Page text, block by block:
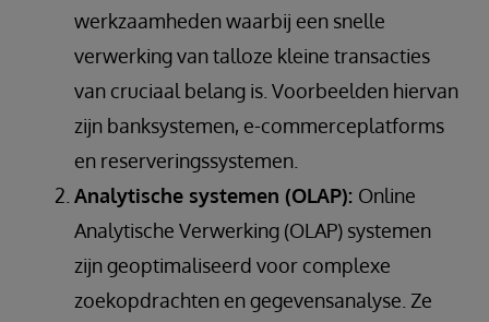
werkzaamheden waarbij een snelle
verwerking van talloze kleine transacties
van cruciaal belang is. Voorbeelden hiervan
zijn banksystemen, e-commerceplatforms
en reserveringssystemen.
Analytische systemen (OLAP): Online
Analytische Verwerking (OLAP) systemen
zijn geoptimaliseerd voor complexe
zoekopdrachten en gegevensanalyse. Ze